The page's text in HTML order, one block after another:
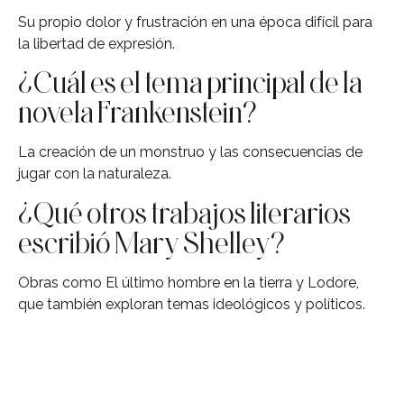
Su propio dolor y frustración en una época difícil para
la libertad de expresión.
¿Cuál es el tema principal de la
novela Frankenstein?
La creación de un monstruo y las consecuencias de
jugar con la naturaleza.
¿Qué otros trabajos literarios
escribió Mary Shelley?
Obras como El último hombre en la tierra y Lodore,
que también exploran temas ideológicos y políticos.